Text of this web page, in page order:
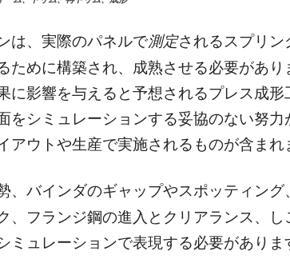
は、実際のパネルで測定されるスプリン
ために構築され、成熟させる必要があり
に影響を与えると予想されるプレス成
をシミュレーションする妥協のない努力
アウトや生産で実施されるものが含まれ
、バインダのギャップやスポッティング
、フランジ鋼の進入とクリアランス、
ミュレーションで表現する必要がありま